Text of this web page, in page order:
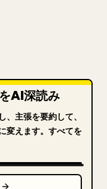
AI深読み
、主張を要約して、
変えます。すべてを